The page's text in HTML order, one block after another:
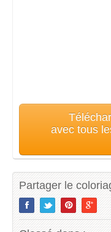
avec tous
Partager le